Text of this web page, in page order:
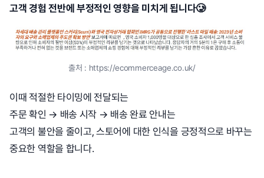
고객 경험 전반에 부정적인 영향을 미치게 됩니다🥲
출처 : https://ecommerceage.co.uk/
이때 적절한 타이밍에 전달되는
주문 확인 → 배송 시작 → 배송 완료 안내는
고객의 불안을 줄이고, 스토어에 대한 인식을 긍정적으로 바꾸는
중요한 역할을 합니다.